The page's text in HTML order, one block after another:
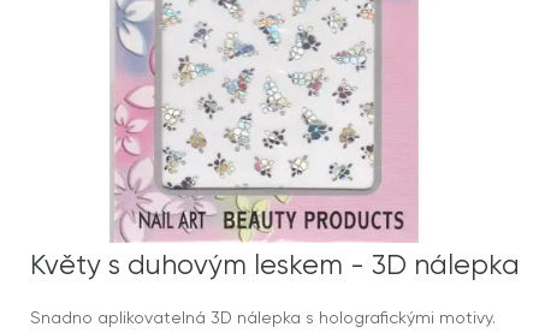
Květy s duhovým leskem - 3D nálepka
Snadno aplikovatelná 3D nálepka s holografickými motivy.